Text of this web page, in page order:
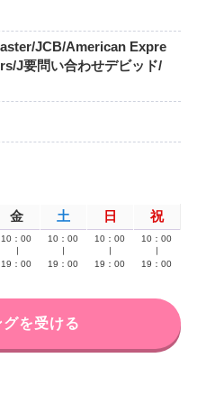
JCB/American Expre
J要問い合わせデビッド/
金 土 日 祝
10：00
19：00
10：00
19：00
10：00
19：00
10：00
19：00
を受ける